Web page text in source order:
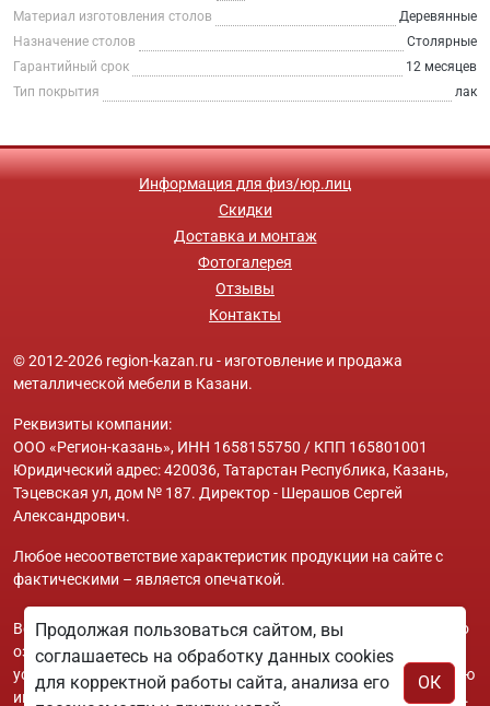
Материал изготовления столов
Деревянные
Назначение столов
Столярные
Гарантийный срок
12 месяцев
Тип покрытия
лак
Информация для физ/юр.лиц
Скидки
Доставка и монтаж
Фотогалерея
Отзывы
Контакты
© 2012-2026 region-kazan.ru - изготовление и продажа
металлической мебели в Казани.
Реквизиты компании:
ООО «Регион-казань», ИНН 1658155750 / КПП 165801001
Юридический адрес: 420036, Татарстан Республика, Казань,
Тэцевская ул, дом № 187. Директор - Шерашов Сергей
Александрович.
Любое несоответствие характеристик продукции на сайте с
фактическими – является опечаткой.
Вся информация на сайте region-kazan.ru носит исключительно
ознакомительный и справочный характер и ни при каких
условиях не является публичной офертой. Всю дополнительную
информацию можно узнать по телефонам указанным на сайте.
Продолжая пользоваться сайтом, вы
соглашаетесь на обработку данных cookies
для корректной работы сайта, анализа его
ОК